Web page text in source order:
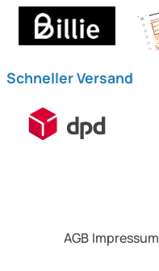
Schneller Versand
AGB Impressum